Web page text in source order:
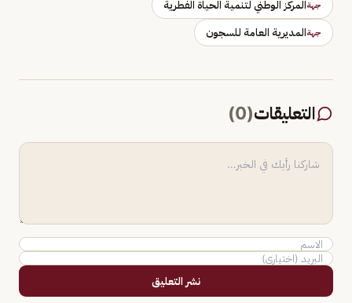
جهةالمركز الوطني لتنمية الحياة الفطرية
جهةالمديرية العامة للسجون
التعليقات(
0
)
نشر التعليق